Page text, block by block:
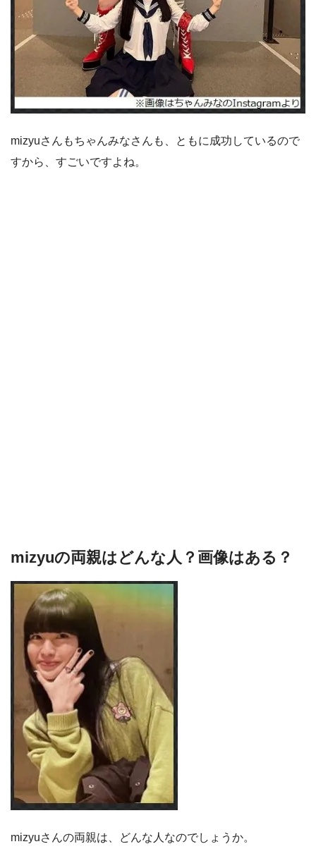
mizyuさんもちゃんみなさんも、ともに成功しているので
すから、すごいですよね。
mizyuの両親はどんな人？画像はある？
mizyuさんの両親は、どんな人なのでしょうか。